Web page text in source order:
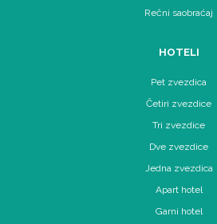
Rečni saobraćaj
HOTELI
Pet zvezdica
Četiri zvezdice
Tri zvezdice
Dve zvezdice
Jedna zvezdica
Apart hotel
Garni hotel